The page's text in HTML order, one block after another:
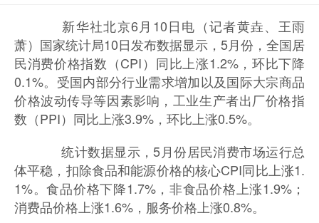
新华社北京6月10日电（记者黄垚、王雨
萧）国家统计局10日发布数据显示，5月份，全国居
民消费价格指数（CPI）同比上涨1.2%，环比下降
0.1%。受国内部分行业需求增加以及国际大宗商品
价格波动传导等因素影响，工业生产者出厂价格指
数（PPI）同比上涨3.9%，环比上涨0.5%。
统计数据显示，5月份居民消费市场运行总
体平稳，扣除食品和能源价格的核心CPI同比上涨1.
1%。食品价格下降1.7%，非食品价格上涨1.9%；
消费品价格上涨1.6%，服务价格上涨0.8%。